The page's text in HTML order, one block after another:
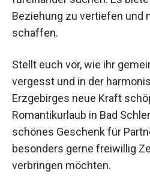
füreinander suchen. Es
Beziehung zu vertiefen und
Stellt euch vor, wie ihr
vergesst und in der
des Erzgebirges neue Kraft
Romantikurlaub in Bad
schönes Geschenk für
besonders gerne freiwillig